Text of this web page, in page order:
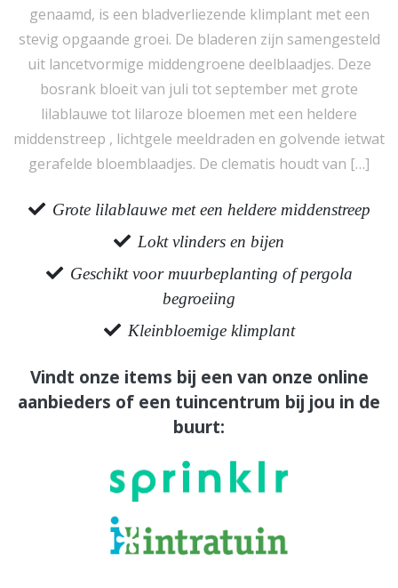
genaamd, is een bladverliezende klimplant met een
stevig opgaande groei. De bladeren zijn samengesteld
uit lancetvormige middengroene deelblaadjes. Deze
bosrank bloeit van juli tot september met grote
lilablauwe tot lilaroze bloemen met een heldere
middenstreep , lichtgele meeldraden en golvende ietwat
gerafelde bloemblaadjes. De clematis houdt van […]
Grote lilablauwe met een heldere middenstreep
Lokt vlinders en bijen
Geschikt voor muurbeplanting of pergola
begroeiing
Kleinbloemige klimplant
Vindt onze items bij een van onze online
aanbieders of een tuincentrum bij jou in de
buurt: